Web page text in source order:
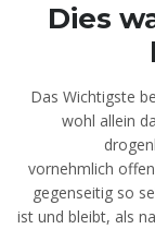
Dies
Das Wichtigste
wohl allein
vornehmlich
gegenseitig so
ist und bleibt, als